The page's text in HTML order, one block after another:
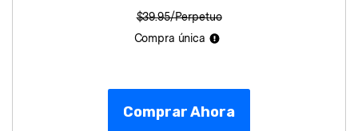
$39.95/Perpetuo
Compra única
Comprar Ahora